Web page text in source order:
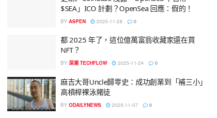
$SEA」ICO 計劃？OpenSea 回應：假的！
BY ASPEN 2025-11-28 0
都 2025 年了，這位億萬富翁收藏家還在買
NFT？
BY 深潮 TECHFLOW 2025-11-24 0
麻吉大哥Uncle歸零史：成功創業到「補三小」
高槓桿裸泳賭徒
BY ODAILYNEWS 2025-11-07 0